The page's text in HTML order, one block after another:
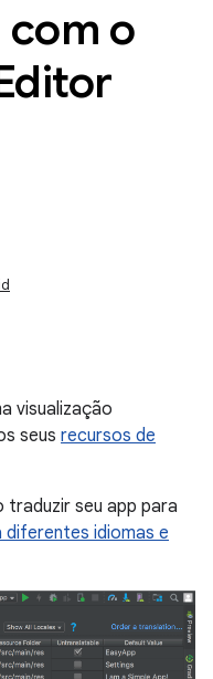
com o
visualização
seus recursos de
seu app para
diferentes idiomas e